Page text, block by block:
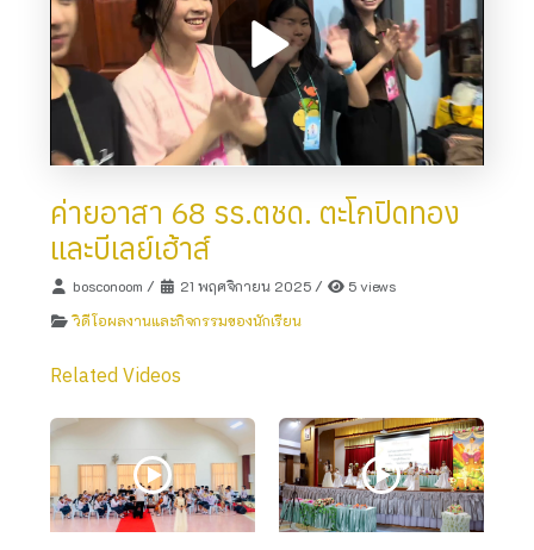
ค่ายอาสา 68 รร.ตชด. ตะโกปิดทอง
และบีเลย์เฮ้าส์
bosconoom / 21 พฤศจิกายน 2025/
5 views
วิดีโอผลงานและกิจกรรมของนักเรียน
Related Videos